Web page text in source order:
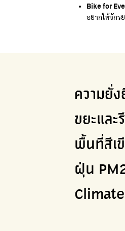
Bike for
อยากให้จักร
ความยั่ง
ขยะและ
พื้นที่สีเ
ฝุ่น